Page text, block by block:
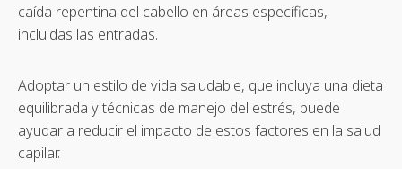
caída repentina del cabello en áreas específicas,
incluidas las entradas.
Adoptar un estilo de vida saludable, que incluya una dieta
equilibrada y técnicas de manejo del estrés, puede
ayudar a reducir el impacto de estos factores en la salud
capilar.